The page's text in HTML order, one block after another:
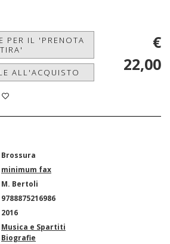
PER IL 'PRENOTA
ALL'ACQUISTO
€
22,00
Brossura
minimum fax
M. Bertoli
9788875216986
2016
Musica e Spartiti
Biografie